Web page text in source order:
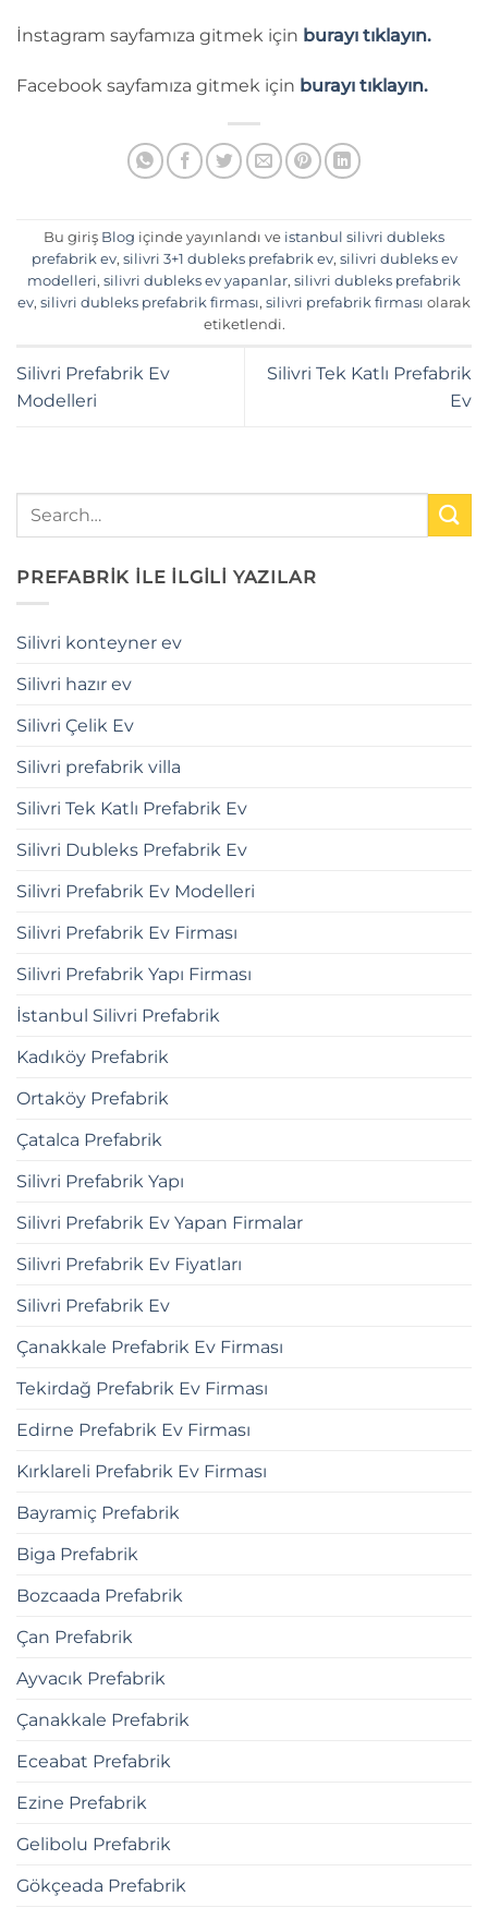
İnstagram sayfamıza gitmek için burayı tıklayın.
Facebook sayfamıza gitmek için burayı tıklayın.
Bu giriş Blog içinde yayınlandı ve istanbul silivri dubleks
prefabrik ev, silivri 3+1 dubleks prefabrik ev, silivri dubleks ev
modelleri, silivri dubleks ev yapanlar, silivri dubleks prefabrik
ev, silivri dubleks prefabrik firması, silivri prefabrik firması olarak
etiketlendi.
Silivri Prefabrik Ev
Modelleri
Silivri Tek Katlı Prefabrik
Ev
PREFABRİK İLE İLGİLİ YAZILAR
Silivri konteyner ev
Silivri hazır ev
Silivri Çelik Ev
Silivri prefabrik villa
Silivri Tek Katlı Prefabrik Ev
Silivri Dubleks Prefabrik Ev
Silivri Prefabrik Ev Modelleri
Silivri Prefabrik Ev Firması
Silivri Prefabrik Yapı Firması
İstanbul Silivri Prefabrik
Kadıköy Prefabrik
Ortaköy Prefabrik
Çatalca Prefabrik
Silivri Prefabrik Yapı
Silivri Prefabrik Ev Yapan Firmalar
Silivri Prefabrik Ev Fiyatları
Silivri Prefabrik Ev
Çanakkale Prefabrik Ev Firması
Tekirdağ Prefabrik Ev Firması
Edirne Prefabrik Ev Firması
Kırklareli Prefabrik Ev Firması
Bayramiç Prefabrik
Biga Prefabrik
Bozcaada Prefabrik
Çan Prefabrik
Ayvacık Prefabrik
Çanakkale Prefabrik
Eceabat Prefabrik
Ezine Prefabrik
Gelibolu Prefabrik
Gökçeada Prefabrik